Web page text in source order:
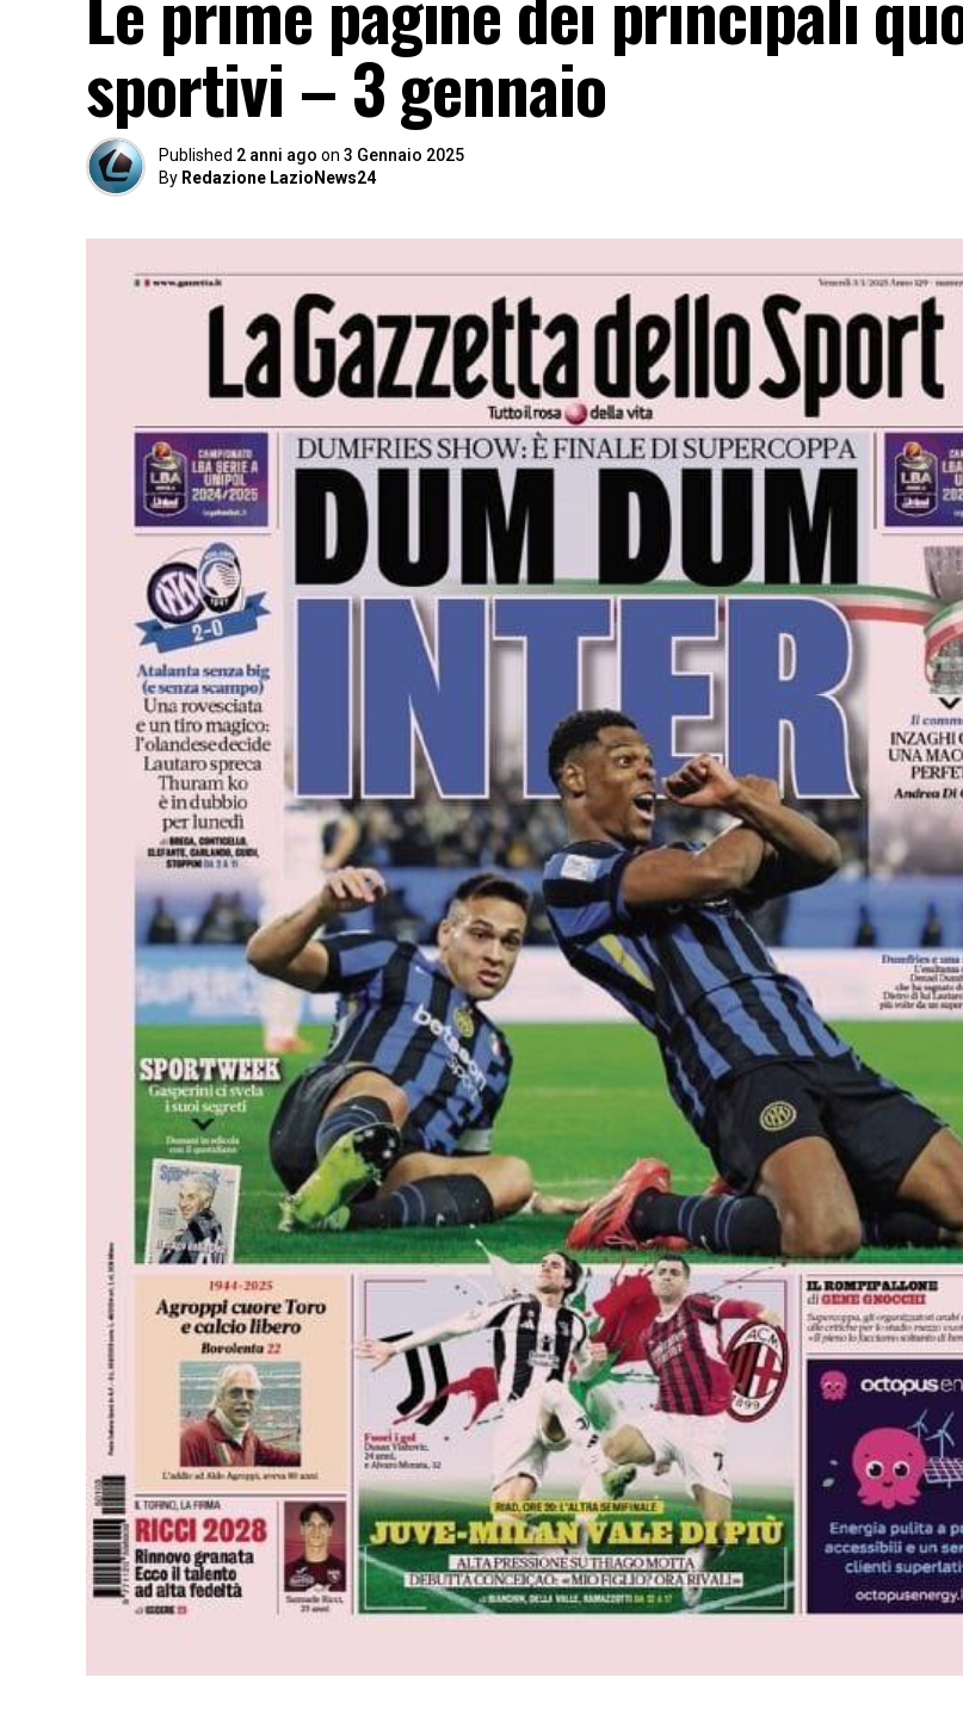
sportivi – 3 gennaio
Published 2 anni ago on 3 Gennaio 2025
By Redazione LazioNews24